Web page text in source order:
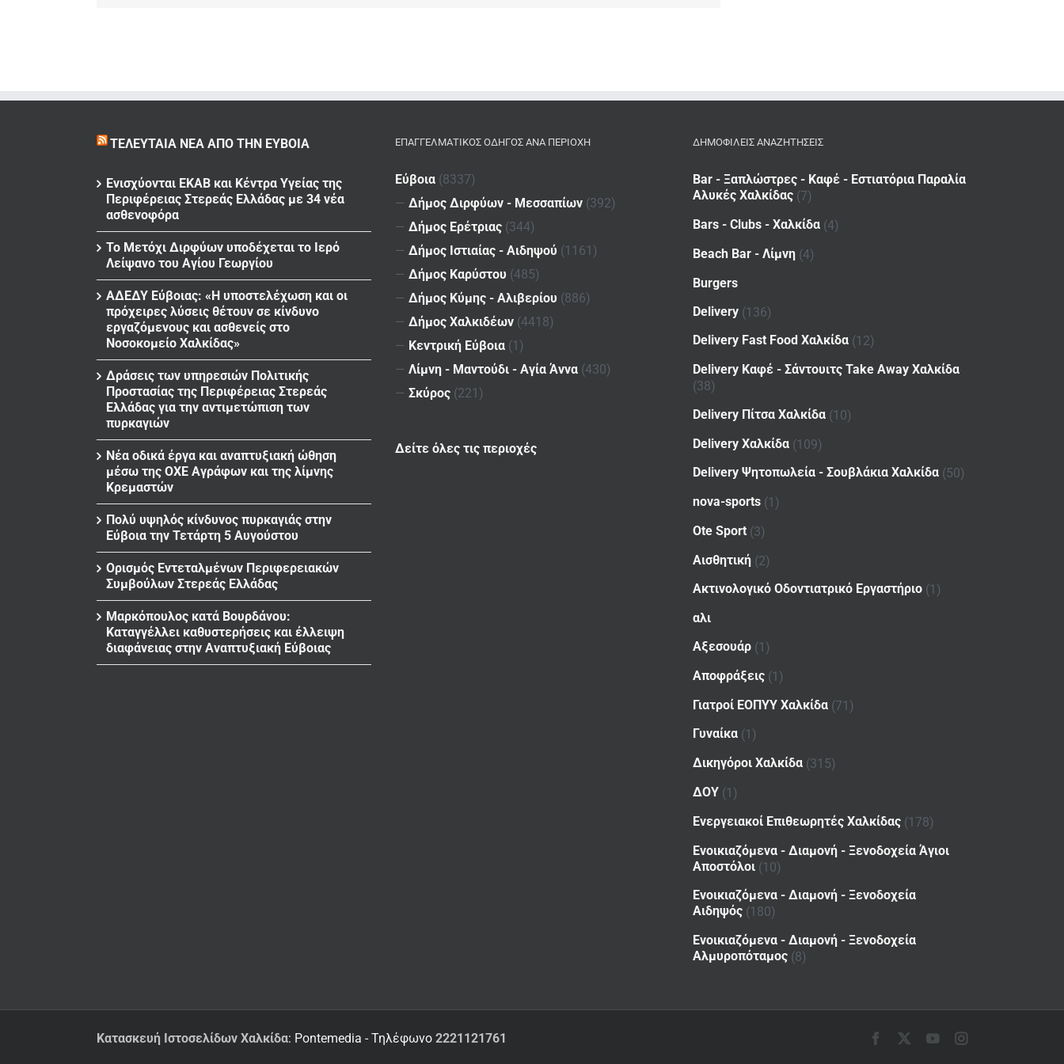
ΤΕΛΕΥΤΑΊΑ ΝΈΑ ΑΠΌ ΤΗΝ ΕΎΒΟΙΑ
Ενισχύονται ΕΚΑΒ και Κέντρα Υγείας της
Περιφέρειας Στερεάς Ελλάδας με 34 νέα
ασθενοφόρα
Το Μετόχι Διρφύων υποδέχεται το Ιερό
Λείψανο του Αγίου Γεωργίου
ΑΔΕΔΥ Εύβοιας: «Η υποστελέχωση και οι
πρόχειρες λύσεις θέτουν σε κίνδυνο
εργαζόμενους και ασθενείς στο
Νοσοκομείο Χαλκίδας»
Δράσεις των υπηρεσιών Πολιτικής
Προστασίας της Περιφέρειας Στερεάς
Ελλάδας για την αντιμετώπιση των
πυρκαγιών
Νέα οδικά έργα και αναπτυξιακή ώθηση
μέσω της ΟΧΕ Αγράφων και της λίμνης
Κρεμαστών
Πολύ υψηλός κίνδυνος πυρκαγιάς στην
Εύβοια την Τετάρτη 5 Αυγούστου
Ορισμός Εντεταλμένων Περιφερειακών
Συμβούλων Στερεάς Ελλάδας
Μαρκόπουλος κατά Βουρδάνου:
Καταγγέλλει καθυστερήσεις και έλλειψη
διαφάνειας στην Αναπτυξιακή Εύβοιας
ΕΠΑΓΓΕΛΜΑΤΙΚΌΣ ΟΔΗΓΌΣ ΑΝΆ ΠΕΡΙΟΧΉ
Εύβοια (8337)
— Δήμος Διρφύων - Μεσσαπίων (392)
— Δήμος Ερέτριας (344)
— Δήμος Ιστιαίας - Αιδηψού (1161)
— Δήμος Καρύστου (485)
— Δήμος Κύμης - Αλιβερίου (886)
— Δήμος Χαλκιδέων (4418)
— Κεντρική Εύβοια (1)
— Λίμνη - Μαντούδι - Αγία Άννα (430)
— Σκύρος (221)
Δείτε όλες τις περιοχές
ΔΗΜΟΦΙΛΕΙΣ ΑΝΑΖΗΤΗΣΕΙΣ
Bar - Ξαπλώστρες - Καφέ - Εστιατόρια Παραλία
Αλυκές Χαλκίδας (7)
Bars - Clubs - Χαλκίδα (4)
Beach Bar - Λίμνη (4)
Burgers
Delivery (136)
Delivery Fast Food Χαλκίδα (12)
Delivery Καφέ - Σάντουιτς Take Away Χαλκίδα
(38)
Delivery Πίτσα Χαλκίδα (10)
Delivery Χαλκίδα (109)
Delivery Ψητοπωλεία - Σουβλάκια Χαλκίδα (50)
nova-sports (1)
Ote Sport (3)
Αισθητική (2)
Ακτινολογικό Οδοντιατρικό Εργαστήριο (1)
αλι
Αξεσουάρ (1)
Αποφράξεις (1)
Γιατροί ΕΟΠΥΥ Χαλκίδα (71)
Γυναίκα (1)
Δικηγόροι Χαλκίδα (315)
ΔΟΥ (1)
Ενεργειακοί Επιθεωρητές Χαλκίδας (178)
Ενοικιαζόμενα - Διαμονή - Ξενοδοχεία Άγιοι
Αποστόλοι (10)
Ενοικιαζόμενα - Διαμονή - Ξενοδοχεία
Αιδηψός (180)
Ενοικιαζόμενα - Διαμονή - Ξενοδοχεία
Αλμυροπόταμος (8)
Κατασκευή Ιστοσελίδων Χαλκίδα: Pontemedia - Τηλέφωνο 2221121761 Facebook YouTube